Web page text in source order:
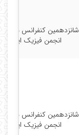
شانزدهمین کنفرانس ماده
انجمن فیزیک ایران
شانزدهمین کنفرانس ماده
انجمن فیزیک ایران